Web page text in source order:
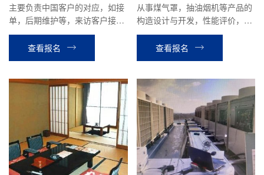
主要负责中国客户的对应，如接
单，后期维护等，来访客户接待
以及中国出差等工作。
查看报名
从事煤气罩，抽油烟机等产品的
构造设计与开发，性能评价，基
板设计，控制系统开发等工作。
查看报名